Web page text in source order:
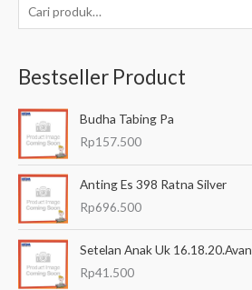
e
c
a
u
n
Bestseller Product
Budha Tabing Pa
Rp157.500
Anting Es 398 Ratna Silver
Rp696.500
Setelan Anak Uk 16.18.20.Avan
Rp41.500